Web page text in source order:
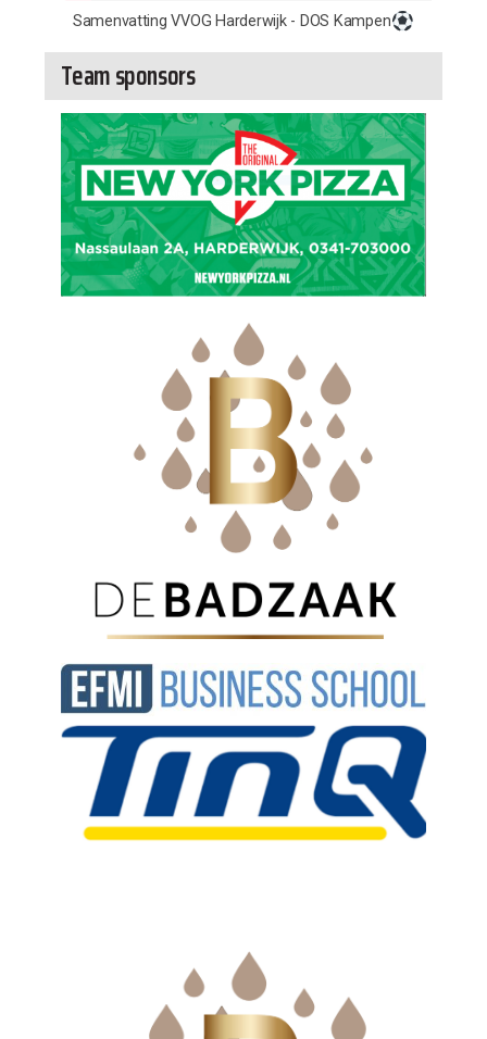
Samenvatting VVOG Harderwijk - DOS Kampen
Team sponsors